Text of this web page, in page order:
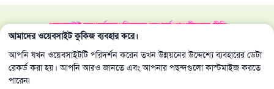
ওয়েবসাইট সম্পর্কেমহাপরিচালক সম্পর্কেগোপনীয়তার নীতি
সর্বস্বত্ব ইসলাম জিজ্ঞাসা ও জবাব ওয়েবসাইট কর্তৃক সংরক্ষিত 1997-2025 ©
আমাদের ওয়েবসাইট কুকিজ ব্যবহার করে।
আপনি যখন ওয়েবসাইটটি পরিদর্শন করেন তখন উন্নয়নের উদ্দেশ্যে ব্যবহারের ডেটা
রেকর্ড করা হয়। আপনি আরও জানতে এবং আপনার পছন্দগুলো কাস্টমাইজ করতে
পারেন৷